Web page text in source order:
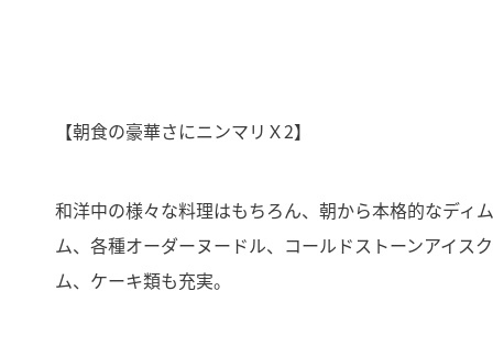
【朝食の豪華さにニンマリＸ2】
和洋中の様々な料理はもちろん、朝から本格的なディ
ム、各種オーダーヌードル、コールドストーンアイス
ム、ケーキ類も充実。